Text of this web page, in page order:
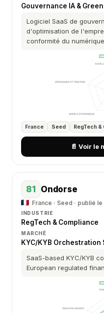
Gouvernance IA & Green
Logiciel SaaS de
d'optimisation de
conformité du
France Seed RegTech
📄 Voir le
81 Ondorse
France · Seed · publié
INDUSTRIE
RegTech & Compliance
MARCHÉ
KYC/KYB Orchestration
SaaS-based KYC/KYB
European regulated